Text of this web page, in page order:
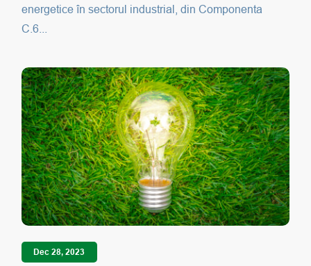
energetice în sectorul industrial, din Componenta
C.6...
Dec 28, 2023